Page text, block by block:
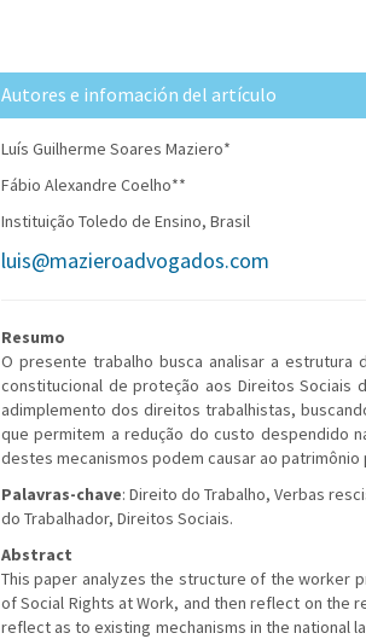
Autores e infomación del artículo
Luís Guilherme Soares Maziero*
Fábio Alexandre Coelho**
Instituição Toledo de Ensino, Brasil
luis@mazieroadvogados.com
Resumo
O presente trabalho busca analisar a
constitucional de proteção aos Direitos Sociais
adimplemento dos direitos trabalhistas,
que permitem a redução do custo despendido
destes mecanismos podem causar ao
Palavras-chave: Direito do Trabalho, Verbas
do Trabalhador, Direitos Sociais.
Abstract
This paper analyzes the structure of the worker
of Social Rights at Work, and then reflect on
reflect as to existing mechanisms in the national